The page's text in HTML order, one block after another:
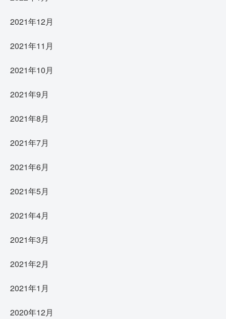
2021年12月
2021年11月
2021年10月
2021年9月
2021年8月
2021年7月
2021年6月
2021年5月
2021年4月
2021年3月
2021年2月
2021年1月
2020年12月